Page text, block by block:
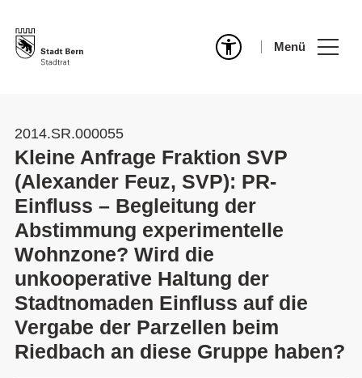
Menü
2014.SR.000055
Kleine Anfrage Fraktion SVP
(Alexander Feuz, SVP): PR-
Einfluss – Begleitung der
Abstimmung experimentelle
Wohnzone? Wird die
unkooperative Haltung der
Stadtnomaden Einfluss auf die
Vergabe der Parzellen beim
Riedbach an diese Gruppe haben?